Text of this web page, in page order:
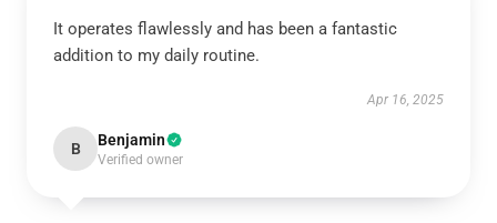
It operates flawlessly and has been a fantastic
addition to my daily routine.
Apr 16, 2025
B Benjamin
Verified owner